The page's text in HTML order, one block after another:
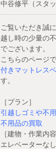
中谷修平（スタ
ご覧いただき誠
越し時の少量の
でございます。
こちらのページで
付きマットレス
す。
［プラン］
引越しゴミや不
不用品の買取
［建物・作業内容
エレベーターな